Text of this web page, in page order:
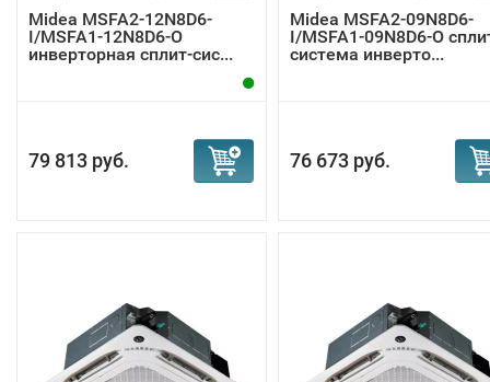
Midea MSFA2-12N8D6-
I/MSFA1-12N8D6-O
инверторная сплит-сис...
79 813 руб.
Midea MSFA2-09N8D6-
I/MSFA1-09N8D6-O
система инверто...
76 673 руб.